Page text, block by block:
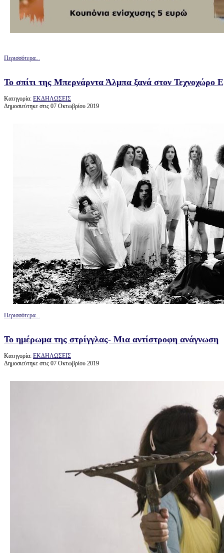
Περισσότερα...
Το σπίτι της Μπερνάρντα Άλμπα ξανά στον Τεχνοχώρο
Κατηγορία: ΕΚΔΗΛΩΣΕΙΣ
Δημοσιεύτηκε στις 07 Οκτωβρίου 2019
Περισσότερα...
Το ημέρωμα της στρίγγλας- Μια αντίστροφη ανάγνωση
Κατηγορία: ΕΚΔΗΛΩΣΕΙΣ
Δημοσιεύτηκε στις 07 Οκτωβρίου 2019